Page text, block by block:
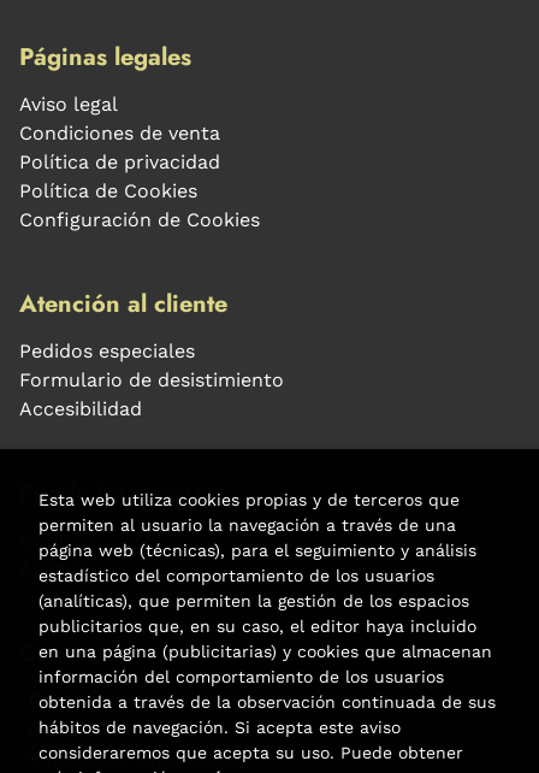
Páginas legales
Aviso legal
Condiciones de venta
Política de privacidad
Política de Cookies
Configuración de Cookies
Atención al cliente
Pedidos especiales
Formulario de desistimiento
Accesibilidad
Puede interesarte
Noticias
Agenda
Contacto
Carrer Aribau, 84
(+34) 932 160 225
info@libreriafabre.com
Esta web utiliza cookies propias y de terceros que
permiten al usuario la navegación a través de una
página web (técnicas), para el seguimiento y análisis
estadístico del comportamiento de los usuarios
(analíticas), que permiten la gestión de los espacios
publicitarios que, en su caso, el editor haya incluido
en una página (publicitarias) y cookies que almacenan
información del comportamiento de los usuarios
obtenida a través de la observación continuada de sus
hábitos de navegación. Si acepta este aviso
consideraremos que acepta su uso. Puede obtener